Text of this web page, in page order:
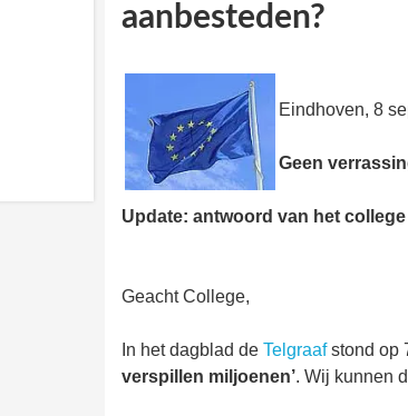
aanbesteden?
Eindhoven, 8
Geen
Update: antwoord van het
Geacht College,
In het dagblad de Telgraafstond op
verspillen miljoenen’. Wij kunnen